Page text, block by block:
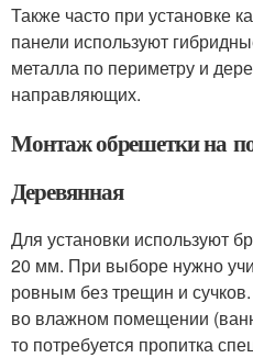
Также часто при установке
панели используют
металла по периметру и
направляющих.
Монтаж обрешетки на
Деревянная
Для установки используют
20 мм. При выборе нужно
ровным без трещин и
во влажном помещении
то потребуется пропитка